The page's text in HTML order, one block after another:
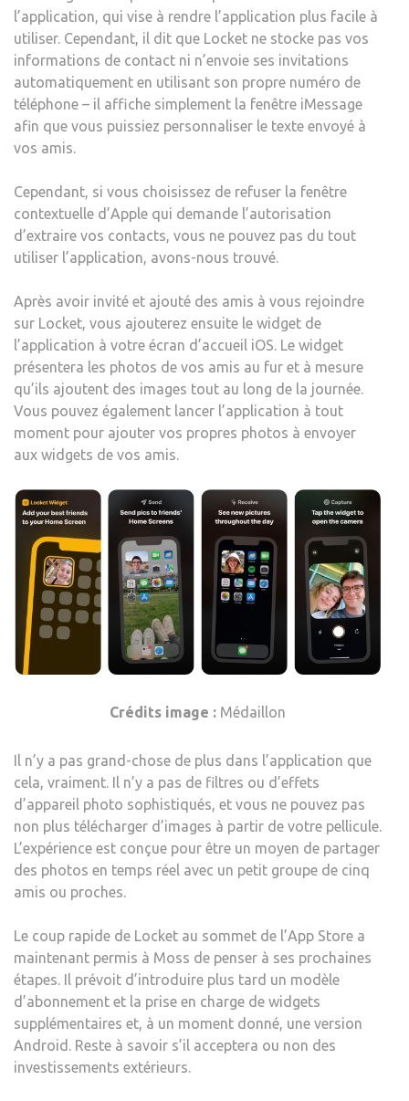
l’application, qui vise à rendre l’application plus facile à
utiliser. Cependant, il dit que Locket ne stocke pas vos
informations de contact ni n’envoie ses invitations
automatiquement en utilisant son propre numéro de
téléphone – il affiche simplement la fenêtre iMessage
afin que vous puissiez personnaliser le texte envoyé à
vos amis.
Cependant, si vous choisissez de refuser la fenêtre
contextuelle d’Apple qui demande l’autorisation
d’extraire vos contacts, vous ne pouvez pas du tout
utiliser l’application, avons-nous trouvé.
Après avoir invité et ajouté des amis à vous rejoindre
sur Locket, vous ajouterez ensuite le widget de
l’application à votre écran d’accueil iOS. Le widget
présentera les photos de vos amis au fur et à mesure
qu’ils ajoutent des images tout au long de la journée.
Vous pouvez également lancer l’application à tout
moment pour ajouter vos propres photos à envoyer
aux widgets de vos amis.
Crédits image : Médaillon
Il n’y a pas grand-chose de plus dans l’application que
cela, vraiment. Il n’y a pas de filtres ou d’effets
d’appareil photo sophistiqués, et vous ne pouvez pas
non plus télécharger d’images à partir de votre pellicule.
L’expérience est conçue pour être un moyen de partager
des photos en temps réel avec un petit groupe de cinq
amis ou proches.
Le coup rapide de Locket au sommet de l’App Store a
maintenant permis à Moss de penser à ses prochaines
étapes. Il prévoit d’introduire plus tard un modèle
d’abonnement et la prise en charge de widgets
supplémentaires et, à un moment donné, une version
Android. Reste à savoir s’il acceptera ou non des
investissements extérieurs.